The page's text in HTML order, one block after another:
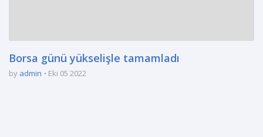
Borsa günü yükselişle tamamladı
by admin Eki 05 2022